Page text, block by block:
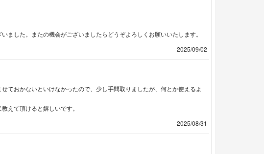
ました。またの機会がございましたらどうぞよろしくお願いいたします。
2025/09/02
ておかないといけなかったので、少し手間取りましたが、何とか使えるよ
えて頂けると嬉しいです。
2025/08/31